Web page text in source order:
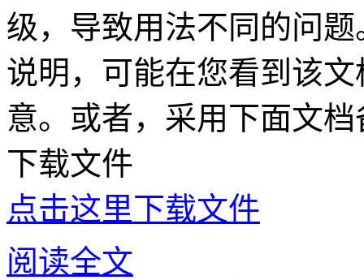
级，导致用法不同的问
说明，可能在您看到该
意。或者，采用下面文档
下载文件
点击这里下载文件
阅读全文